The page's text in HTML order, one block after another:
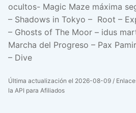
ocultos- Magic Maze máxima
– Shadows in Tokyo – Root –
– Ghosts of The Moor – idus
Marcha del Progreso – Pax
– Dive
Última actualización el 2026-08-09 /
la API para Afiliados